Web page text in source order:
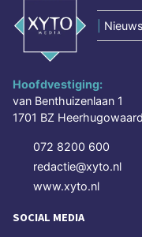
Hoofdvestiging:
van Benthuizenlaan 1
1701 BZ Heerhugowaard
072 8200 600
redactie@xyto.nl
www.xyto.nl
SOCIAL MEDIA